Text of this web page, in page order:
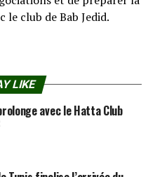
club de Bab Jedid.
LIKE
avec le Hatta Club